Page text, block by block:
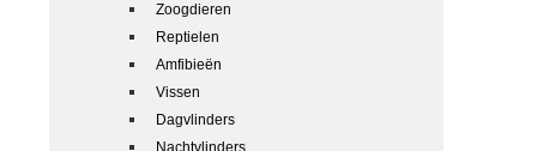
Zoogdieren
Reptielen
Amfibieën
Vissen
Dagvlinders
Nachtvlinders